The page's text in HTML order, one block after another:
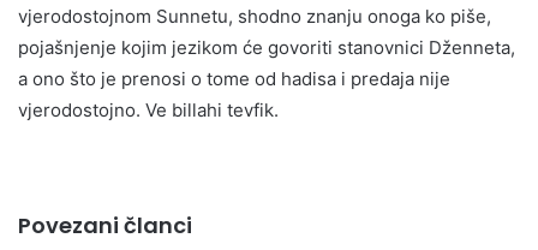
vjerodostojnom Sunnetu, shodno znanju onoga ko piše,
pojašnjenje kojim jezikom će govoriti stanovnici Dženneta,
a ono što je prenosi o tome od hadisa i predaja nije
vjerodostojno. Ve billahi tevfik.
Povezani članci